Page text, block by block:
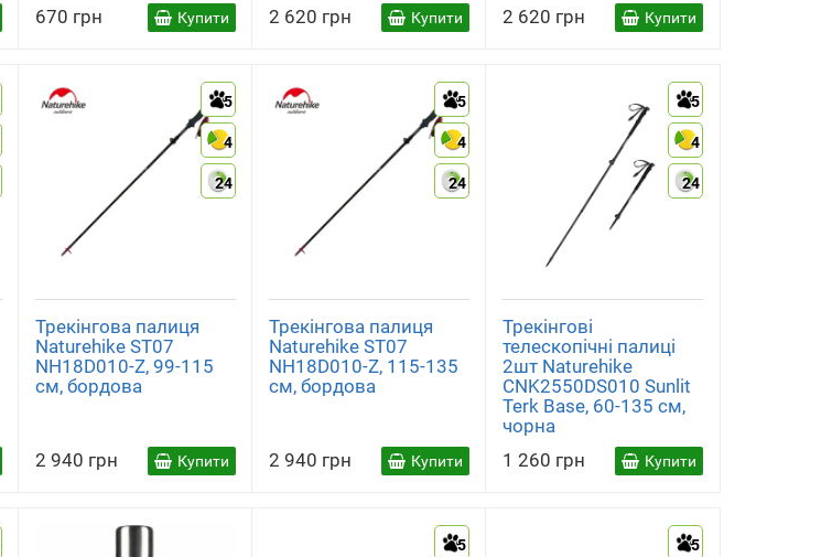
670 грн
Купити 2 620 грн Купити 2 620 грн Купити
5
4
24
Трекінгова палиця
Naturehike ST07
NH18D010-Z, 99-115
см, бордова
2 940 грн Купити
5
4
24
Трекінгова палиця
Naturehike ST07
NH18D010-Z, 115-135
см, бордова
2 940 грн Купити
5
4
24
Трекінгові
телескопічні палиці
2шт Naturehike
CNK2550DS010 Sunlit
Terk Base, 60-135 см,
чорна
1 260 грн
Купити
5 5